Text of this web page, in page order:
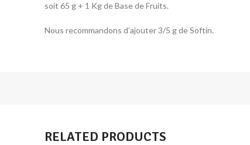
soit 65 g + 1 Kg de Base de Fruits.
Nous recommandons d’ajouter 3/5 g de Softin.
RELATED PRODUCTS